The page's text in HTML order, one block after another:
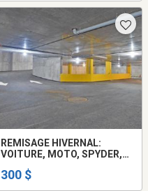
REMISAGE HIVERNAL:
VOITURE, MOTO, SPYDER,
300 $